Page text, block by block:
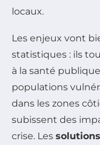
locaux.
Les enjeux vont
statistiques : ils
à la santé
populations
dans les zones
subissent des
crise. Les solutions